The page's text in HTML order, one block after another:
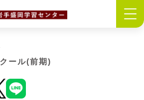
ール(前期)